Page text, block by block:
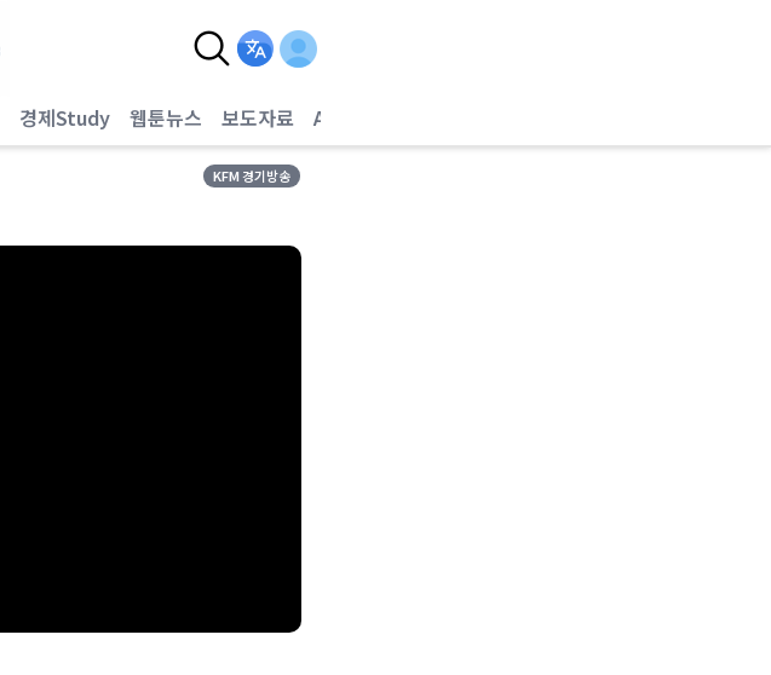
경제Study 웹툰뉴스 보도자료 AI헬스케어
KFM 경기방송